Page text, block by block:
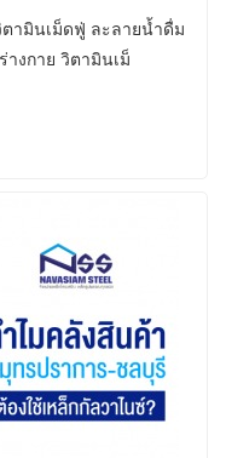
ามินเม็ดฟู่ ละลายน้ำดื่ม
งกาย วิตามินเม็